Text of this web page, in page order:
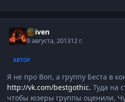
Reiven
9 августа, 201312 г.
АВТОР
Я не про Воп, а группу Беста в
http://vk.com/bestgothic. Туда на
чтобы юзеры группы оценили,